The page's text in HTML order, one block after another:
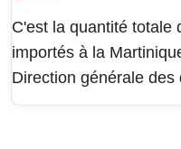
C'est la quantité totale
importés à la
Direction générale